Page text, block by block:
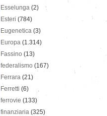
Esselunga (2)
Esteri (784)
Eugenetica (3)
Europa (1.314)
Fassino (13)
federalismo (167)
Ferrara (21)
Ferretti (6)
ferrovie (133)
finanziaria (325)